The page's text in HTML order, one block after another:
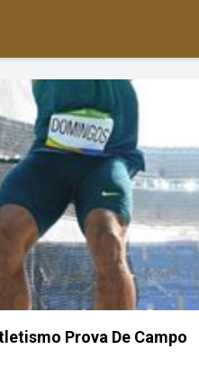
Prova De Campo